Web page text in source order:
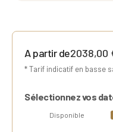
A partir de2038,00
* Tarif indicatif en basse
Sélectionnez vos
Disponible